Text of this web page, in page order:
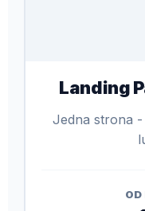
Landing
Jedna strona -
OD